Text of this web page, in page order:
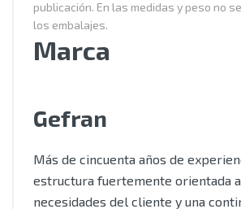
publicación. En las medidas y peso no
los embalajes.
Marca
Gefran
Más de cincuenta años de
estructura fuertemente orientada
necesidades del cliente y una